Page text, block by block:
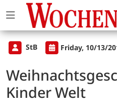
StB Friday, 10/13/
Kinder Welt